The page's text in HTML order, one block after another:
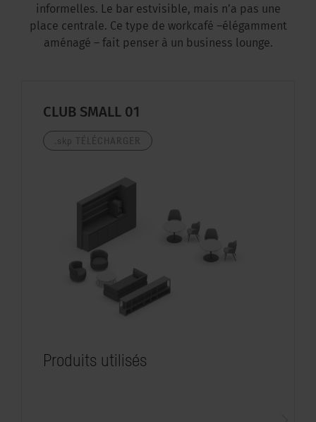
informelles. Le bar estvisible, mais n’a pas une
place centrale. Ce type de workcafé –élégamment
aménagé – fait penser à un business lounge.
CLUB SMALL 01
Produits utilisés